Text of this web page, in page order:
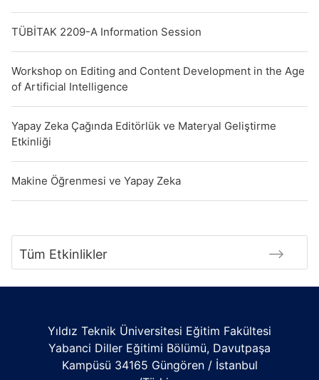
TÜBİTAK 2209-A Information Session
Workshop on Editing and Content Development in the Age
of Artificial Intelligence
Yapay Zeka Çağında Editörlük ve Materyal Geliştirme
Etkinliği
Makine Öğrenmesi ve Yapay Zeka
Tüm Etkinlikler
Yıldız Teknik Üniversitesi Eğitim Fakültesi
Yabanci Diller Eğitimi Bölümü, Davutpaşa
Kampüsü 34165 Güngören / İstanbul